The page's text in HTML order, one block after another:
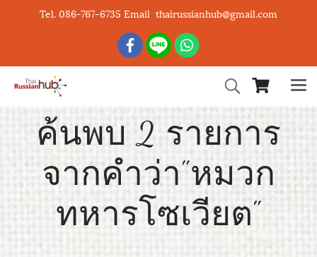
Tel. 086-767-6735 Email thairussianhub@gmail.com
ค้นพบ 2 รายการ
จากคำว่า"หมวก
ทหารโซเวียต"